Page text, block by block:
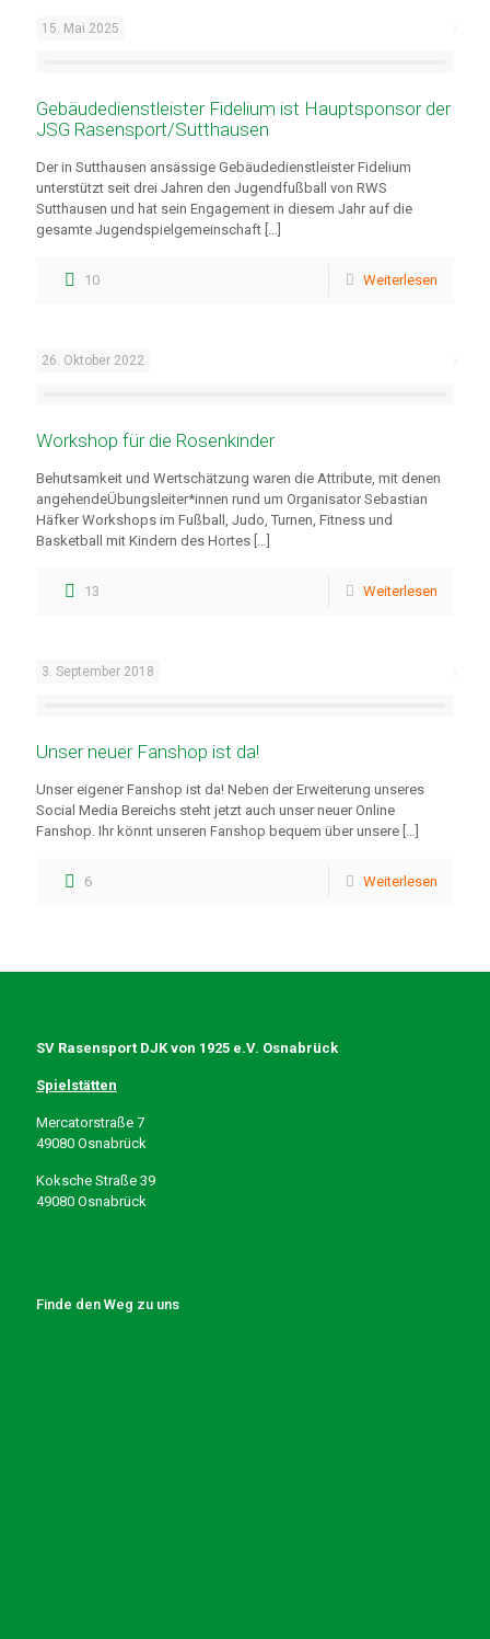
15. Mai 2025
Gebäudedienstleister Fidelium ist Hauptsponsor der
JSG Rasensport/Sutthausen
Der in Sutthausen ansässige Gebäudedienstleister Fidelium
unterstützt seit drei Jahren den Jugendfußball von RWS
Sutthausen und hat sein Engagement in diesem Jahr auf die
gesamte Jugendspielgemeinschaft […]
10 Weiterlesen
26. Oktober 2022
Workshop für die Rosenkinder
Behutsamkeit und Wertschätzung waren die Attribute, mit denen
angehendeÜbungsleiter*innen rund um Organisator Sebastian
Häfker Workshops im Fußball, Judo, Turnen, Fitness und
Basketball mit Kindern des Hortes […]
13 Weiterlesen
3. September 2018
Unser neuer Fanshop ist da!
Unser eigener Fanshop ist da! Neben der Erweiterung unseres
Social Media Bereichs steht jetzt auch unser neuer Online
Fanshop. Ihr könnt unseren Fanshop bequem über unsere […]
6 Weiterlesen
SV Rasensport DJK von 1925 e.V. Osnabrück
Spielstätten
Mercatorstraße 7
49080 Osnabrück
Koksche Straße 39
49080 Osnabrück
Finde den Weg zu uns